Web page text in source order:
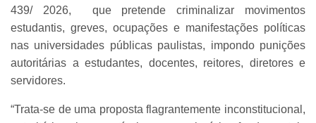
439/ 2026, que pretende criminalizar movimentos
estudantis, greves, ocupações e manifestações políticas
nas universidades públicas paulistas, impondo punições
autoritárias a estudantes, docentes, reitores, diretores e
servidores.
“Trata-se de uma proposta flagrantemente inconstitucional,